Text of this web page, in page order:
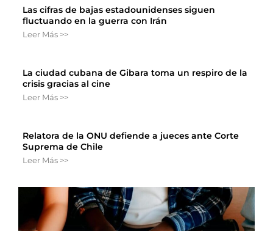
Las cifras de bajas estadounidenses siguen
fluctuando en la guerra con Irán
Leer Más >>
La ciudad cubana de Gibara toma un respiro de la
crisis gracias al cine
Leer Más >>
Relatora de la ONU defiende a jueces ante Corte
Suprema de Chile
Leer Más >>